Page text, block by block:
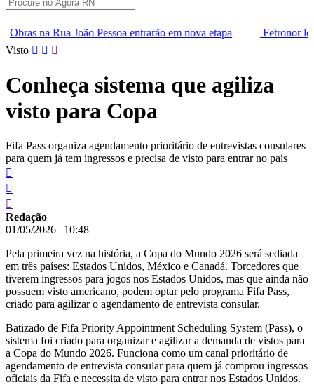
entrarão em nova etapa
Fetronor leva agenda do
Pular
conteúdo
Visto
Conheça sistema que agiliza
visto para Copa
Fifa Pass organiza agendamento prioritário de entrevistas consulares
para quem já tem ingressos e precisa de visto para entrar no país
Redação
01/05/2026 | 10:48
Pela primeira vez na história, a Copa do Mundo 2026 será sediada
em três países: Estados Unidos, México e Canadá. Torcedores que
tiverem ingressos para jogos nos Estados Unidos, mas que ainda não
possuem visto americano, podem optar pelo programa Fifa Pass,
criado para agilizar o agendamento de entrevista consular.
Batizado de Fifa Priority Appointment Scheduling System (Pass), o
sistema foi criado para organizar e agilizar a demanda de vistos para
a Copa do Mundo 2026. Funciona como um canal prioritário de
agendamento de entrevista consular para quem já comprou ingressos
oficiais da Fifa e necessita de visto para entrar nos Estados Unidos.